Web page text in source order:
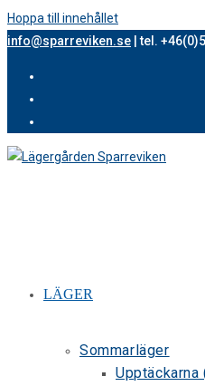
Hoppa till innehållet
info@sparreviken.se | tel.
LÄGER
Sommarläger
Upptäckarna